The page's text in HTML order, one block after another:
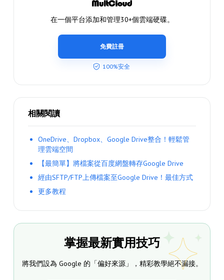
在一個平台添加和管理30+個雲端硬碟。
免費註冊
100%安全
相關閱讀
OneDrive、Dropbox、Google Drive整合！輕鬆管
理雲端空間
【最簡單】將檔案從百度網盤轉存Google Drive
經由SFTP/FTP上傳檔案至Google Drive！最佳方式
更多教程
掌握最新實用技巧
將我們設為 Google 的「偏好來源」，精彩教學絕不漏接。